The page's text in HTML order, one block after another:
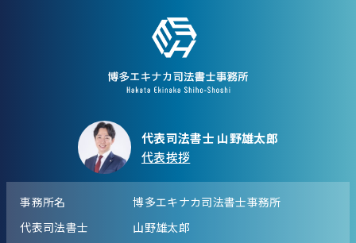
代表司法書士 山野雄太郎
代表挨拶
事務所名
博多エキナカ司法書士事務所
代表司法書士
山野雄太郎